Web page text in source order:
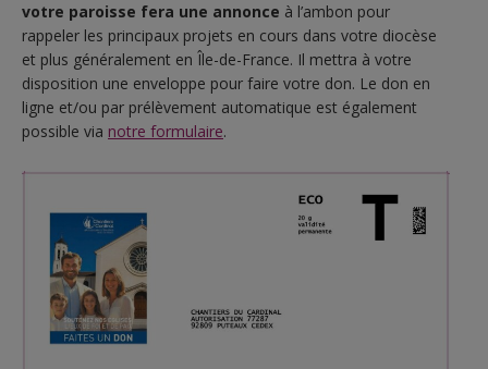
votre paroisse fera une annonce à l’ambon pour
rappeler les principaux projets en cours dans votre diocèse
et plus généralement en Île-de-France. Il mettra à votre
disposition une enveloppe pour faire votre don. Le don en
ligne et/ou par prélèvement automatique est également
possible via notre formulaire.